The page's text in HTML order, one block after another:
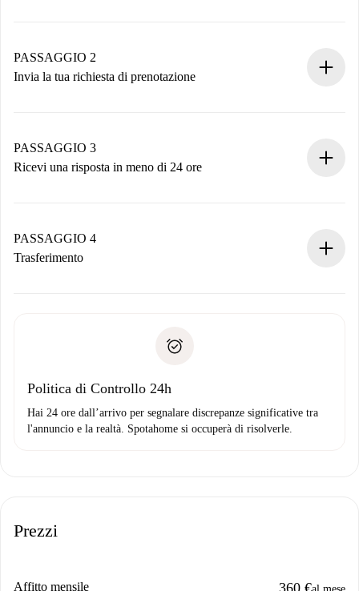
Hai tutte le informazioni necessarie in anticipo.
PASSAGGIO 2
Invia la tua richiesta di prenotazione
non accetta.
PASSAGGIO 3
Ricevi una risposta in meno di 24 ore
contatto con il proprietario.
Se rifiutata: non ti addebiteremo nulla e ti proporremo
Domiciliazione del pagamento
PASSAGGIO 4
Trasferimento
solo se non segnali problemi.
Politica di Controllo 24h
Hai 24 ore dall’arrivo per segnalare discrepanze significative tra
l'annuncio e la realtà. Spotahome si occuperà di risolverle.
Prezzi
Affitto mensile